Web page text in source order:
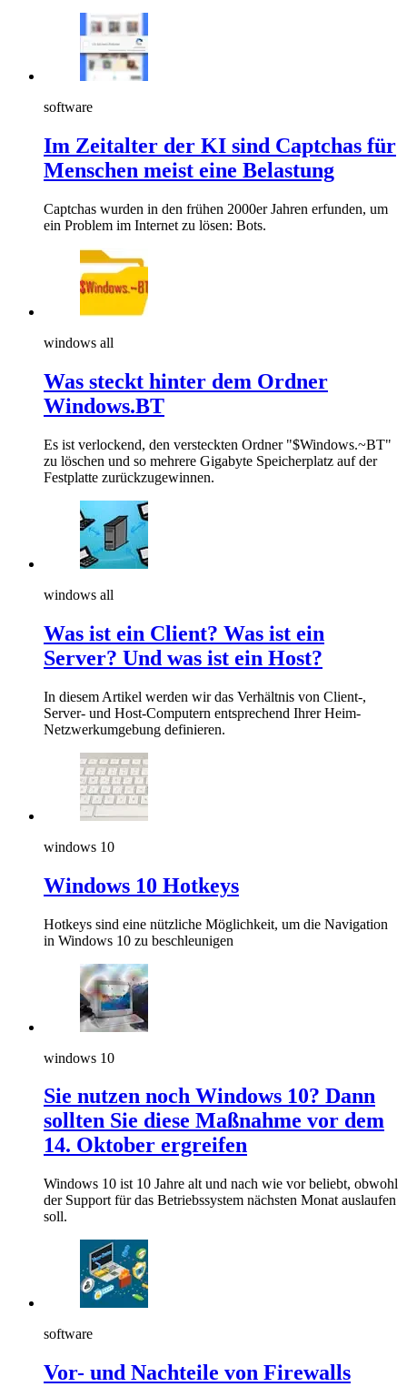
software
Im Zeitalter der KI sind Captchas für
Menschen meist eine Belastung
Captchas wurden in den frühen 2000er Jahren erfunden, um
ein Problem im Internet zu lösen: Bots.
windows all
Was steckt hinter dem Ordner
Windows.BT
Es ist verlockend, den versteckten Ordner "$Windows.~BT"
zu löschen und so mehrere Gigabyte Speicherplatz auf der
Festplatte zurückzugewinnen.
windows all
Was ist ein Client? Was ist ein
Server? Und was ist ein Host?
In diesem Artikel werden wir das Verhältnis von Client-,
Server- und Host-Computern entsprechend Ihrer Heim-
Netzwerkumgebung definieren.
windows 10
Windows 10 Hotkeys
Hotkeys sind eine nützliche Möglichkeit, um die Navigation
in Windows 10 zu beschleunigen
windows 10
Sie nutzen noch Windows 10? Dann
sollten Sie diese Maßnahme vor dem
14. Oktober ergreifen
Windows 10 ist 10 Jahre alt und nach wie vor beliebt, obwohl
der Support für das Betriebssystem nächsten Monat auslaufen
soll.
software
Vor- und Nachteile von Firewalls